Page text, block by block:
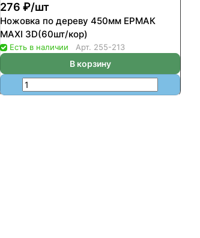
276 ₽/шт
Ножовка по дереву 450мм ЕРМАК
MAXI 3D(60шт/кор)
Есть в наличии Арт. 255-213
В корзину